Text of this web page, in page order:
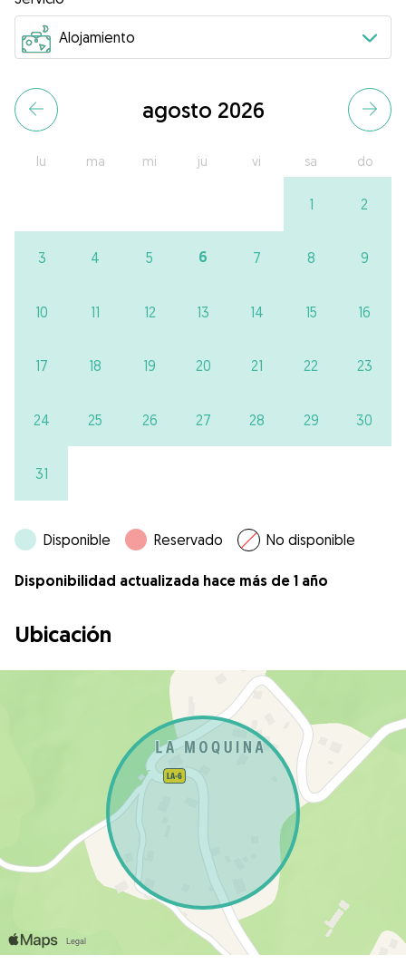
agosto 2026
lu ma mi ju vi sa do
1 2
3 4 5 6 7 8 9
10 11 12 13 14 15 16
17 18 19 20 21 22 23
24 25 26 27 28 29 30
31
Disponible Reservado No disponible
Disponibilidad actualizada hace más de 1 año
Ubicación